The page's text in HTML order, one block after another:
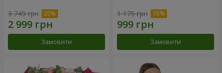
3 749 грн
Замовити
1 175 грн
Замовити